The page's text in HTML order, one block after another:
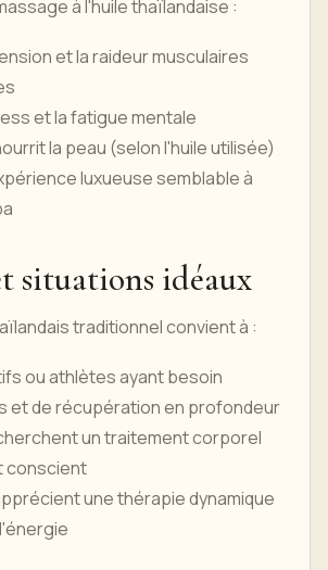
à l'huile thaïlandaise :
et la raideur musculaires
et la fatigue mentale
la peau (selon l'huile utilisée)
luxueuse semblable à
situations idéaux
traditionnel convient à :
ou athlètes ayant besoin
et de récupération en profondeur
un traitement corporel
conscient
une thérapie dynamique